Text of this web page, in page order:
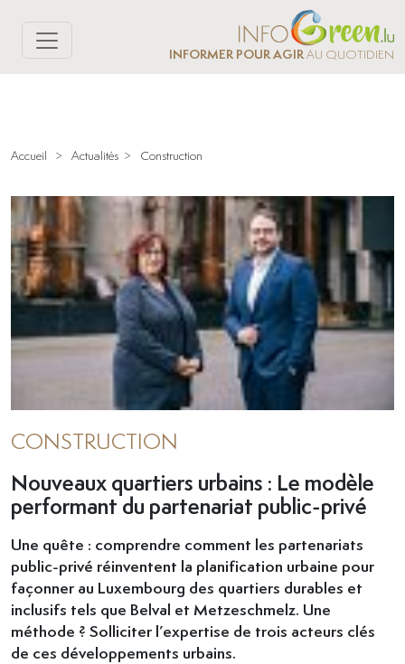
INFORMER POUR AGIRAU QUOTIDIEN
Accueil > Actualités > Construction
CONSTRUCTION
Nouveaux quartiers urbains : Le modèle
performant du partenariat public-privé
Une quête : comprendre comment les partenariats
public-privé réinventent la planification urbaine pour
façonner au Luxembourg des quartiers durables et
inclusifs tels que Belval et Metzeschmelz. Une
méthode ? Solliciter l’expertise de trois acteurs clés
de ces développements urbains.